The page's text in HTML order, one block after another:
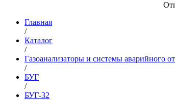
Главная
/
Каталог
/
Газоанализаторы и системы аварийного
/
БУГ
/
БУГ-32